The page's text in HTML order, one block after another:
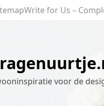
Write for Us –
voor de